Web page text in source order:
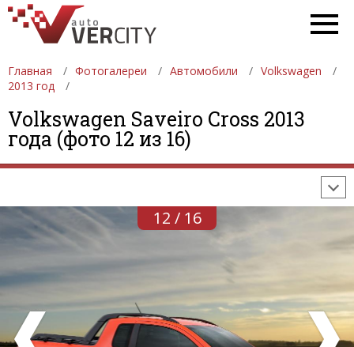
Главная Фотогалереи Автомобили
Volkswagen
2013 год
Volkswagen Saveiro Cross 2013
года (фото 12 из 16)
ФОТОГАЛЕРЕИ АВТОМОБИЛИ
ДЕВУШКИ
АВТОСАЛОНЫ
ФОРМУЛА-1
12 / 16